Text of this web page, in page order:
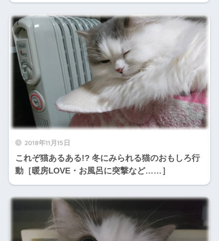
2018年11月15日
これぞ猫あるある!? 冬にみられる猫のおもしろ行
動［暖房LOVE・お風呂に突撃など……］